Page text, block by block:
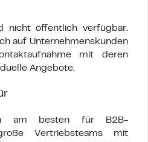
nicht öffentlich verfügbar.
auf Unternehmenskunden
mit deren
Angebote.
am besten für B2B-
Vertriebsteams mit